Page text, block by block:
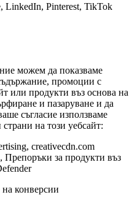
LinkedIn, Pinterest, TikTok
можем да показваме
промоции с
или продукти въз основа на
и пазаруване и да
съгласие използваме
на този уебсайт:
creativecdn.com
за продукти въз
конверсии